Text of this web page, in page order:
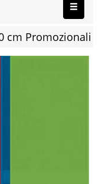
cm Promozionali